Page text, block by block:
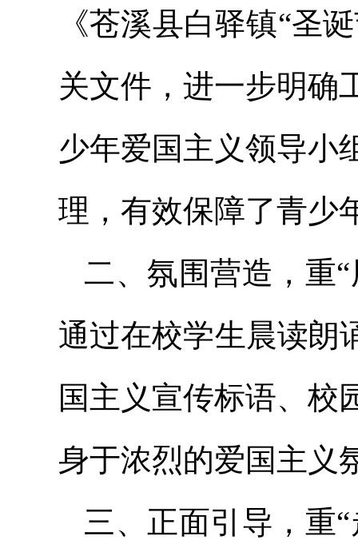
《苍溪县白驿镇“圣
关文件，进一步明确
少年爱国主义领导小
理，有效保障了青少
二、氛围营造，重
通过在校学生晨读朗
国主义宣传标语、校
身于浓烈的爱国主义
三、正面引导，重